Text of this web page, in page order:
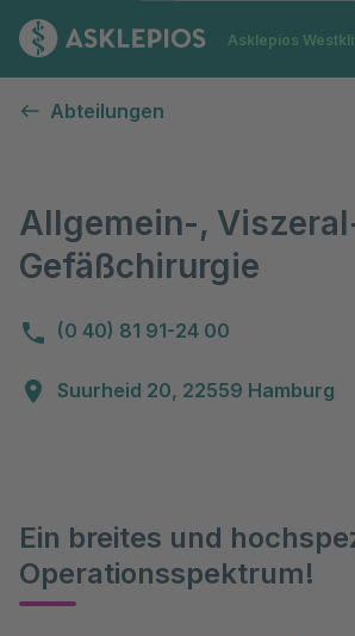
Zur Startseite
Asklepios
Abteilungen
Allgemein-,
Gefäßchirurgie
(0 40) 81 91-24 00
Suurheid 20, 22559 Hamburg
Ein breites und
Operationsspektrum!